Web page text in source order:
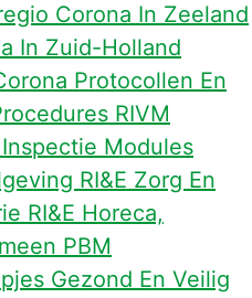
Corona In Zeeland
In Zuid-Holland
Protocollen En
RIVM
Inspectie Modules
RI&E Zorg En
RI&E Horeca,
PBM
Gezond En Veilig